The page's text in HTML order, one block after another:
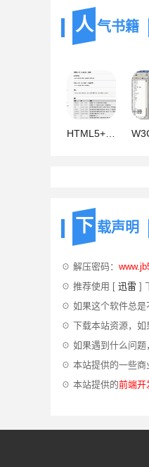
人 气书籍
HTML5+CSS3中文参考手册(3手册) chm版中文参考手册打包 W3C html5
下 载声明
☉ 解压密码：
☉ 推荐使用 [ 迅雷 ]
☉ 如果这个软件总是
☉ 下载本站资源，如
☉ 如果遇到什么问题
☉ 本站提供的一些商
☉ 本站提供的前端开